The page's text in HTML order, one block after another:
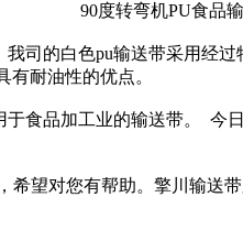
90度转弯机PU食品
的白色pu输送带采用经
耐油性的优点。
品加工业的输送带。 今
望对您有帮助。擎川输送